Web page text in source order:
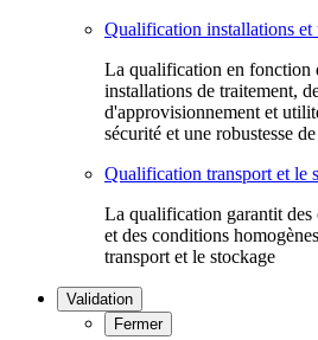
Qualification installations et
La qualification en fonction
installations de traitement,
d'approvisionnement et
sécurité et une robustesse
Qualification transport et le
La qualification garantit des
et des conditions
transport et le stockage
Validation
Fermer